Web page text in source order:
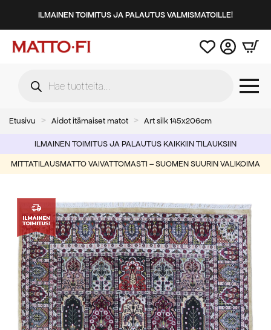
ILMAINEN TOIMITUS JA PALAUTUS VALMISMATOILLE!
search
Etusivu Aidot itämaiset matot Art silk 145x206cm
ILMAINEN TOIMITUS JA PALAUTUS KAIKKIIN TILAUKSIIN
MITTATILAUSMATTO VAIVATTOMASTI – SUOMEN SUURIN VALIKOIMA